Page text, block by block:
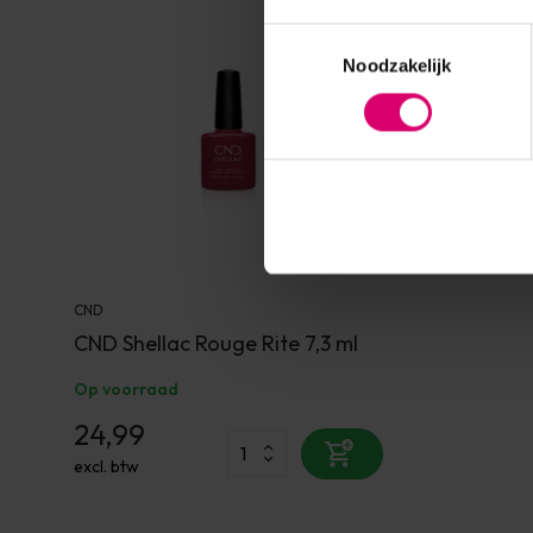
Noodzakelijk
CND
CND Shellac Rouge Rite 7,3 ml
Op voorraad
24,99
excl. btw